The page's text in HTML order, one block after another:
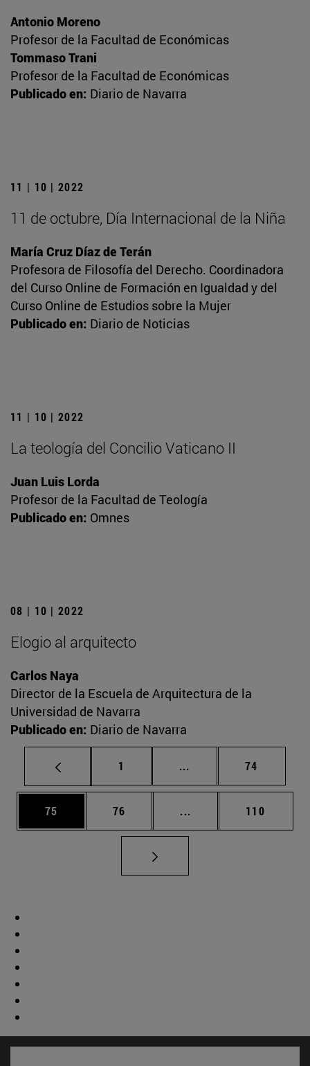
Antonio Moreno
Profesor de la Facultad de Económicas
Tommaso Trani
Profesor de la Facultad de Económicas
Publicado en: Diario de Navarra
11 | 10 | 2022
11 de octubre, Día Internacional de la Niña
María Cruz Díaz de Terán
Profesora de Filosofía del Derecho. Coordinadora
del Curso Online de Formación en Igualdad y del
Curso Online de Estudios sobre la Mujer
Publicado en: Diario de Noticias
11 | 10 | 2022
La teología del Concilio Vaticano II
Juan Luis Lorda
Profesor de la Facultad de Teología
Publicado en: Omnes
08 | 10 | 2022
Elogio al arquitecto
Carlos Naya
Director de la Escuela de Arquitectura de la
Universidad de Navarra
Publicado en: Diario de Navarra
Página
1 ... Páginas intermedias
Página
74
Página
75 Página
76 ... Páginas intermedias
Página
110